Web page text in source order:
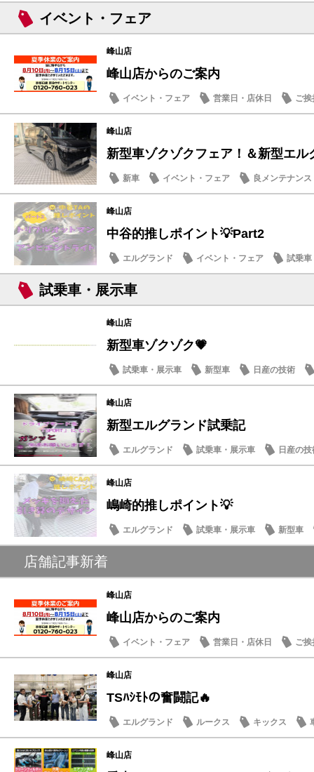
イベント・フェア
峰山店
峰山店からのご案内
イベント・フェア 営業日・店休日
ご挨
ドライブ情報
峰山店
新型車ゾクゾクフェア！＆新型エル
新車 イベント・フェア 良メンテナンス
峰山店
中谷的推しポイント💡Part2
エルグランド イベント・フェア
試乗車
日産の技術
試乗車・展示車
峰山店
新型車ゾクゾク💗
試乗車・展示車 新型車 日産の技術
峰山店
新型エルグランド試乗記
エルグランド 試乗車・展示車
日産の技
スタッフ紹介
峰山店
嶋崎的推しポイント💡
エルグランド 試乗車・展示車 新型車
店舗記事新着
峰山店
峰山店からのご案内
イベント・フェア 営業日・店休日
ご挨
ドライブ情報
峰山店
TSﾊｼﾓﾄの奮闘記🔥
エルグランド ルークス キックス
峰山店